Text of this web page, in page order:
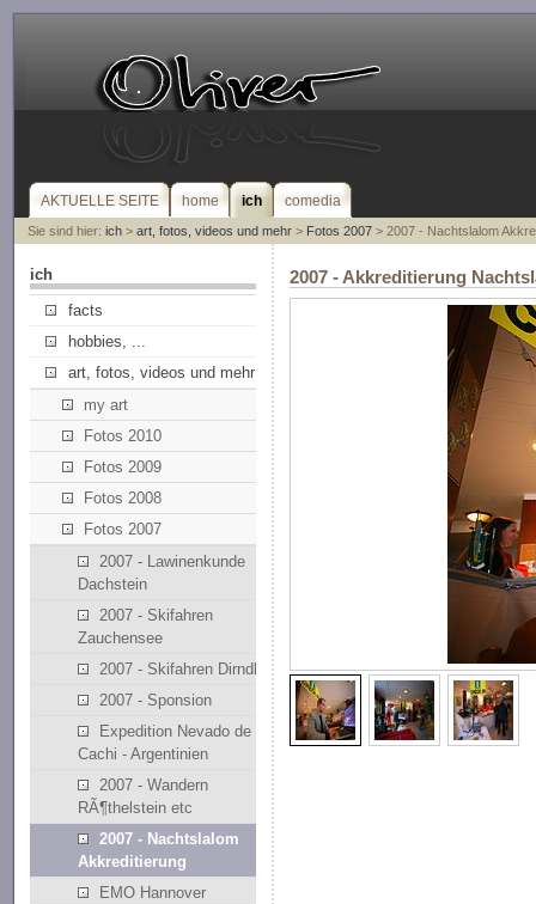
AKTUELLE SEITE home ich comedia
Sie sind hier: ich> art, fotos, videos und mehr> Fotos 2007> 2007 - Nachtslalom
ich
facts
hobbies, ...
art, fotos, videos und mehr
my art
Fotos 2010
Fotos 2009
Fotos 2008
Fotos 2007
2007 - Lawinenkunde
Dachstein
2007 - Skifahren
Zauchensee
2007 - Skifahren Dirndllift
2007 - Sponsion
Expedition Nevado de
Cachi - Argentinien
2007 - Wandern
RÃ¶thelstein etc
2007 - Nachtslalom
Akkreditierung
EMO Hannover
2007 - Akkreditierung